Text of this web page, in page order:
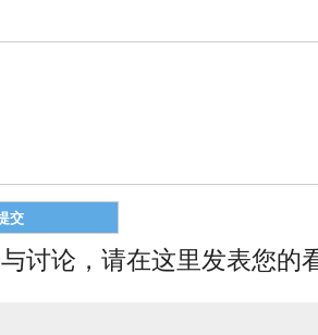
讨论，请在这里发表您的